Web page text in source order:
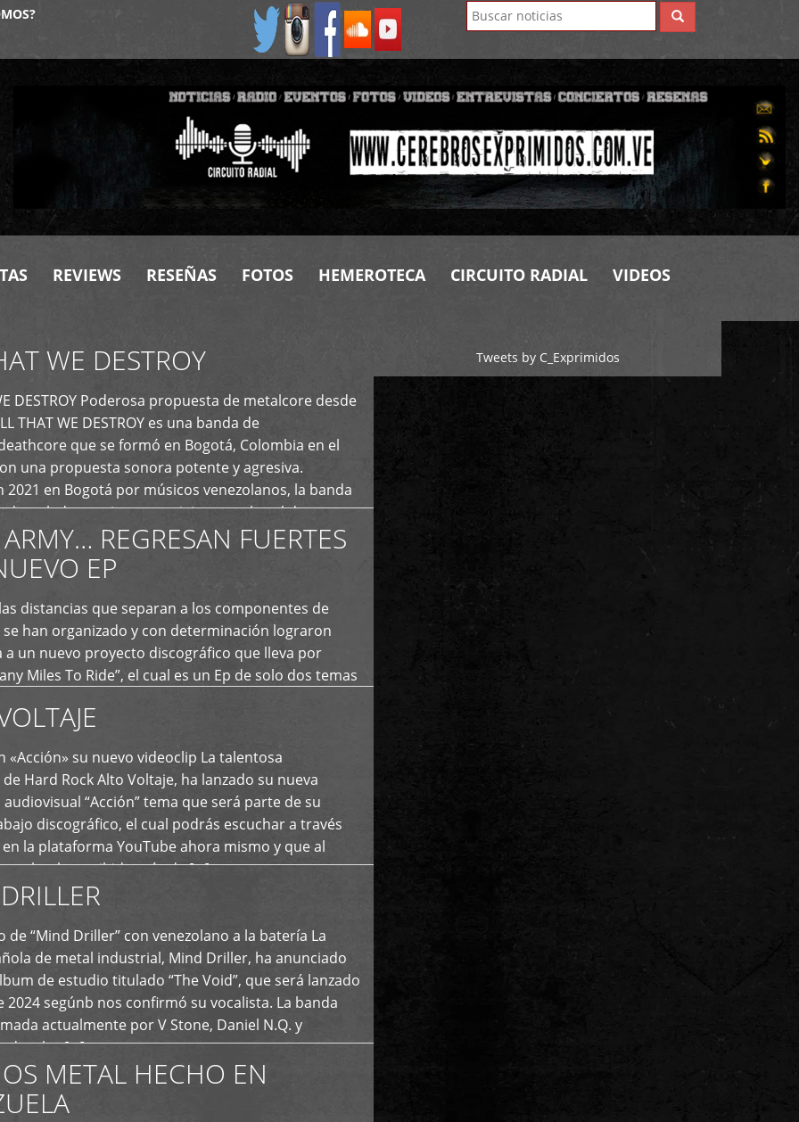
REVIEWS RESEÑAS FOTOS HEMEROTECA CIRCUITO RADIAL VIDEOS
WE DESTROY
DESTROY Poderosa propuesta de metalcore desde
THAT WE DESTROY es una banda de
que se formó en Bogotá, Colombia en el
una propuesta sonora potente y agresiva.
2021 en Bogotá por músicos venezolanos, la banda
demoledores, ritmos vertiginosos y breakdowns
creando […]REGRESAN FUERTES
EP
distancias que separan a los componentes de
se han organizado y con determinación lograron
a un nuevo proyecto discográfico que lleva por
Miles To Ride”, el cual es un Ep de solo dos temas
[…]
«Acción» su nuevo videoclip La talentosa
Hard Rock Alto Voltaje, ha lanzado su nueva
“Acción” tema que será parte de su
discográfico, el cual podrás escuchar a través
la plataforma YouTube ahora mismo y que al
ya ha recibido más de […]
de “Mind Driller” con venezolano a la batería La
de metal industrial, Mind Driller, ha anunciado
de estudio titulado “The Void”, que será lanzado
2024 segúnb nos confirmó su vocalista. La banda
actualmente por V Stone, Daniel N.Q. y
a las […]
METAL HECHO EN
Tweets by C_Exprimidos